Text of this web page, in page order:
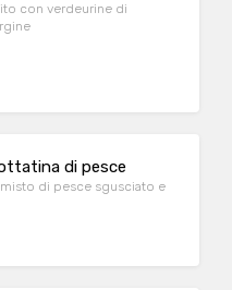
con verdeurine di
di pesce
di pesce sgusciato e